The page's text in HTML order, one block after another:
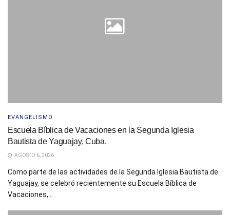
EVANGELISMO
Escuela Bíblica de Vacaciones en la Segunda Iglesia
Bautista de Yaguajay, Cuba.
AGOSTO 6, 2026
Como parte de las actividades de la Segunda Iglesia Bautista de
Yaguajay, se celebró recientemente su Escuela Bíblica de
Vacaciones,...